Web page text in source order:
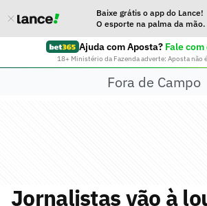
Baixe grátis o app do Lance!
O esporte na palma da mão.
Ajuda com Aposta? Fale
18+ Ministério da Fazenda adverte: Aposta não
Fora de Campo
Jornalistas vão à